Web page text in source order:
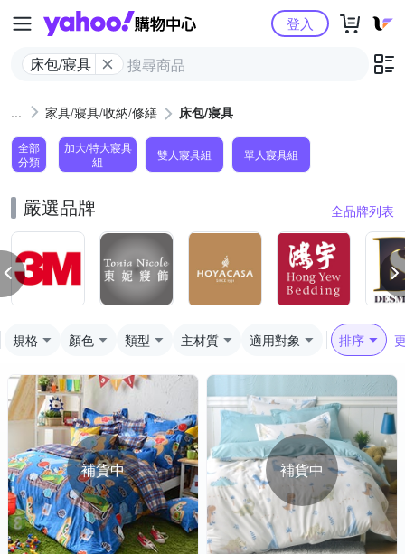
Yahoo購物中心
床包/寢具
登入
家具/寢具/收納/修繕 床包/寢具
全部
分類
加大/特大寢具
組
雙人寢具組 單人寢具組
嚴選品牌 全品牌列表
規格 顏色 類型 主材質 適用對象 排序
補貨中 補貨中